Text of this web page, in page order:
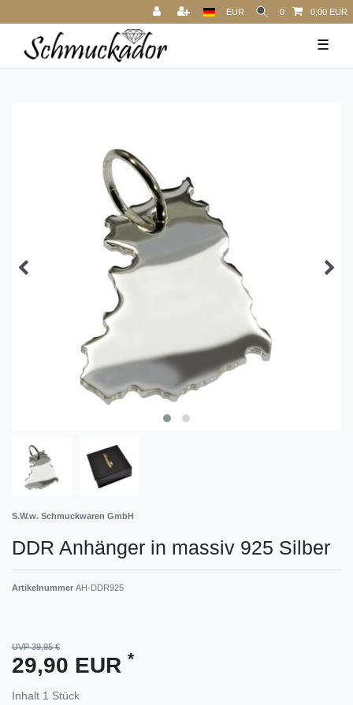
EUR 0 0,00 EUR
☰
S.W.w. Schmuckwaren GmbH
DDR Anhänger in massiv 925 Silber
Artikelnummer AH-DDR925
UVP 39,95 €
29,90 EUR *
Inhalt 1 Stück